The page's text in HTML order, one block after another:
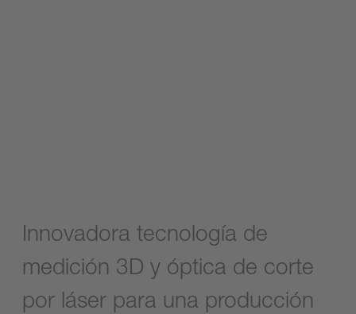
Innovadora tecnología de
medición 3D y óptica de corte
por láser para una producción